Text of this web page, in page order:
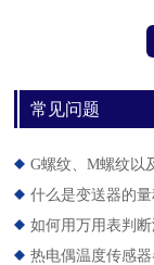
常见问题
G螺纹、M螺纹以
什么是变送器的
如何用万用表判
热电偶温度传感